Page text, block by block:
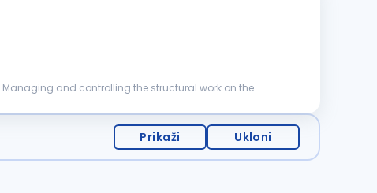
Prikaži Ukloni